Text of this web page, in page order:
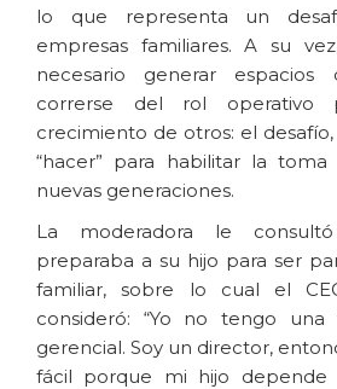
lo que representa un
empresas familiares. A su
necesario generar
correrse del rol operativo
crecimiento de otros: el
“hacer” para habilitar la
nuevas generaciones.
La moderadora le
preparaba a su hijo para ser
familiar, sobre lo cual el
consideró: “Yo no tengo
gerencial. Soy un director,
fácil porque mi hijo depende